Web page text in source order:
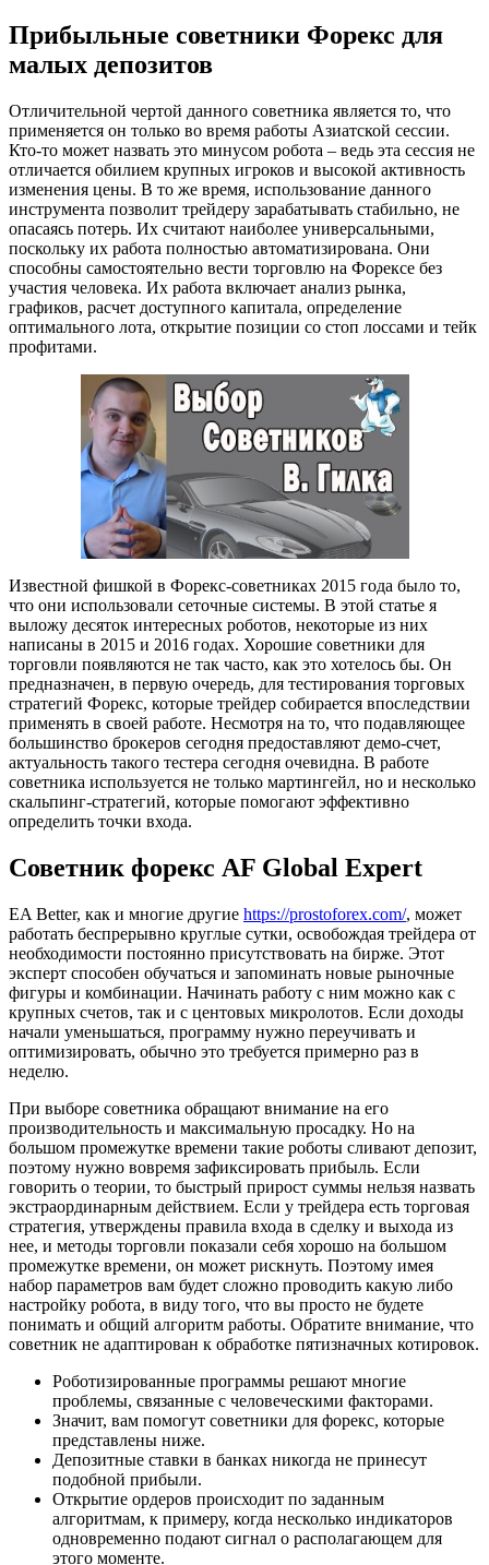
Прибыльные советники Форекс для
малых депозитов
Отличительной чертой данного советника является то, что
применяется он только во время работы Азиатской сессии.
Кто-то может назвать это минусом робота – ведь эта сессия не
отличается обилием крупных игроков и высокой активность
изменения цены. В то же время, использование данного
инструмента позволит трейдеру зарабатывать стабильно, не
опасаясь потерь. Их считают наиболее универсальными,
поскольку их работа полностью автоматизирована. Они
способны самостоятельно вести торговлю на Форексе без
участия человека. Их работа включает анализ рынка,
графиков, расчет доступного капитала, определение
оптимального лота, открытие позиции со стоп лоссами и тейк
профитами.
Известной фишкой в Форекс-советниках 2015 года было то,
что они использовали сеточные системы. В этой статье я
выложу десяток интересных роботов, некоторые из них
написаны в 2015 и 2016 годах. Хорошие советники для
торговли появляются не так часто, как это хотелось бы. Он
предназначен, в первую очередь, для тестирования торговых
стратегий Форекс, которые трейдер собирается впоследствии
применять в своей работе. Несмотря на то, что подавляющее
большинство брокеров сегодня предоставляют демо-счет,
актуальность такого тестера сегодня очевидна. В работе
советника используется не только мартингейл, но и несколько
скальпинг-стратегий, которые помогают эффективно
определить точки входа.
Советник форекс AF Global Expert
EA Better, как и многие другие https://prostoforex.com/, может
работать беспрерывно круглые сутки, освобождая трейдера от
необходимости постоянно присутствовать на бирже. Этот
эксперт способен обучаться и запоминать новые рыночные
фигуры и комбинации. Начинать работу с ним можно как с
крупных счетов, так и с центовых микролотов. Если доходы
начали уменьшаться, программу нужно переучивать и
оптимизировать, обычно это требуется примерно раз в
неделю.
При выборе советника обращают внимание на его
производительность и максимальную просадку. Но на
большом промежутке времени такие роботы сливают депозит,
поэтому нужно вовремя зафиксировать прибыль. Если
говорить о теории, то быстрый прирост суммы нельзя назвать
экстраординарным действием. Если у трейдера есть торговая
стратегия, утверждены правила входа в сделку и выхода из
нее, и методы торговли показали себя хорошо на большом
промежутке времени, он может рискнуть. Поэтому имея
набор параметров вам будет сложно проводить какую либо
настройку робота, в виду того, что вы просто не будете
понимать и общий алгоритм работы. Обратите внимание, что
советник не адаптирован к обработке пятизначных котировок.
Роботизированные программы решают многие
проблемы, связанные с человеческими факторами.
Значит, вам помогут советники для форекс, которые
представлены ниже.
Депозитные ставки в банках никогда не принесут
подобной прибыли.
Открытие ордеров происходит по заданным
алгоритмам, к примеру, когда несколько индикаторов
одновременно подают сигнал о располагающем для
этого моменте.